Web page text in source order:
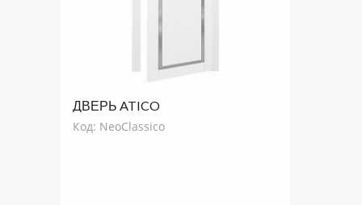
ДВЕРЬ ATICO
Код: NeoClassico